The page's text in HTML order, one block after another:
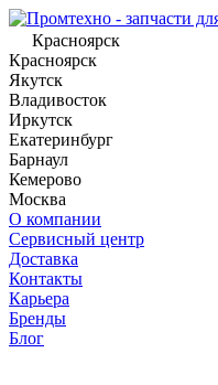
Красноярск
Красноярск
Якутск
Владивосток
Иркутск
Екатеринбург
Барнаул
Кемерово
Москва
О компании
Сервисный центр
Доставка
Контакты
Карьера
Бренды
Блог